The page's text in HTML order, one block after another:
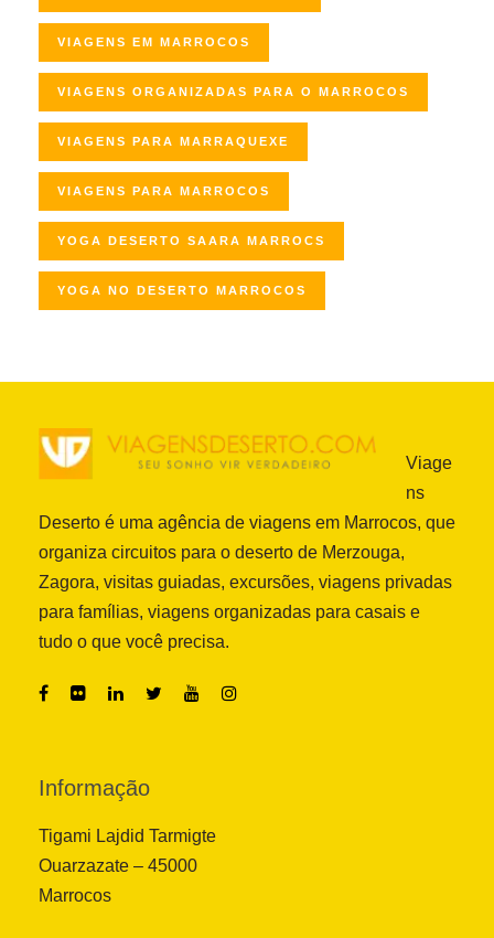
VIAGENS EM MARROCOS
VIAGENS ORGANIZADAS PARA O MARROCOS
VIAGENS PARA MARRAQUEXE
VIAGENS PARA MARROCOS
YOGA DESERTO SAARA MARROCS
YOGA NO DESERTO MARROCOS
Viage
ns
Deserto é uma agência de viagens em Marrocos, que
organiza circuitos para o deserto de Merzouga,
Zagora, visitas guiadas, excursões, viagens privadas
para famílias, viagens organizadas para casais e
tudo o que você precisa.
Informação
Tigami Lajdid Tarmigte
Ouarzazate – 45000
Marrocos